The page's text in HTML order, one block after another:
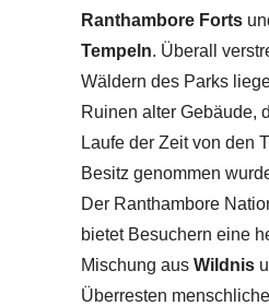
Ranthambore Forts
Tempeln. Überall
Wäldern des Parks
Ruinen alter Gebäude,
Laufe der Zeit von den
Besitz genommen
Der Ranthambore
bietet Besuchern eine
Mischung aus Wildnis
Überresten